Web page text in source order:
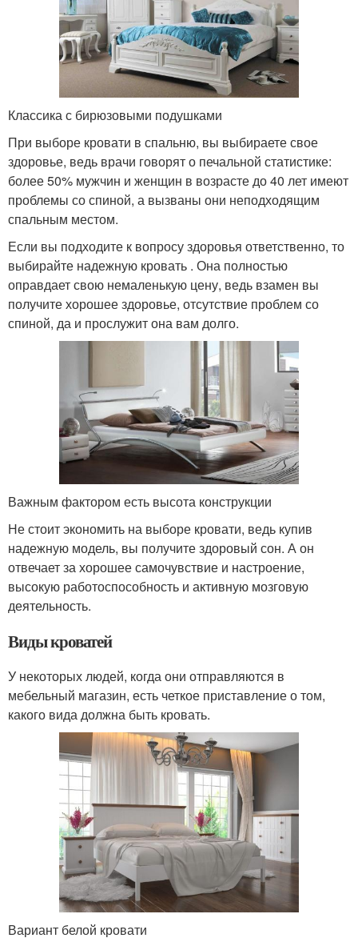
Классика с бирюзовыми подушками
При выборе кровати в спальню, вы выбираете свое
здоровье, ведь врачи говорят о печальной статистике:
более 50% мужчин и женщин в возрасте до 40 лет имеют
проблемы со спиной, а вызваны они неподходящим
спальным местом.
Если вы подходите к вопросу здоровья ответственно, то
выбирайте надежную кровать . Она полностью
оправдает свою немаленькую цену, ведь взамен вы
получите хорошее здоровье, отсутствие проблем со
спиной, да и прослужит она вам долго.
Важным фактором есть высота конструкции
Не стоит экономить на выборе кровати, ведь купив
надежную модель, вы получите здоровый сон. А он
отвечает за хорошее самочувствие и настроение,
высокую работоспособность и активную мозговую
деятельность.
Виды кроватей
У некоторых людей, когда они отправляются в
мебельный магазин, есть четкое приставление о том,
какого вида должна быть кровать.
Вариант белой кровати